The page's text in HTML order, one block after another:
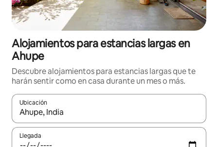
Alojamientos para estancias largas en
Ahupe
Descubre alojamientos para estancias largas que te
harán sentir como en casa durante un mes o más.
Ubicación
Cuando los resultados estén disponibles, podrás navegar
Llegada